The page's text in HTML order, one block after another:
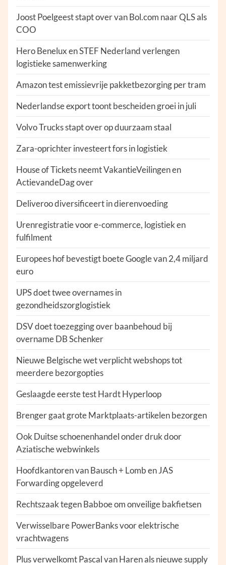
Joost Poelgeest stapt over van Bol.com naar QLS als
COO
Hero Benelux en STEF Nederland verlengen
logistieke samenwerking
Amazon test emissievrije pakketbezorging per tram
Nederlandse export toont bescheiden groei in juli
Volvo Trucks stapt over op duurzaam staal
Zara-oprichter investeert fors in logistiek
House of Tickets neemt VakantieVeilingen en
ActievandeDag over
Deliveroo diversificeert in dierenvoeding
Urenregistratie voor e-commerce, logistiek en
fulfilment
Europees hof bevestigt boete Google van 2,4 miljard
euro
UPS doet twee overnames in
gezondheidszorglogistiek
DSV doet toezegging over baanbehoud bij
overname DB Schenker
Nieuwe Belgische wet verplicht webshops tot
meerdere bezorgopties
Geslaagde eerste test Hardt Hyperloop
Brenger gaat grote Marktplaats-artikelen bezorgen
Ook Duitse schoenenhandel onder druk door
Aziatische webwinkels
Hoofdkantoren van Bausch + Lomb en JAS
Forwarding opgeleverd
Rechtszaak tegen Babboe om onveilige bakfietsen
Verwisselbare PowerBanks voor elektrische
vrachtwagens
Plus verwelkomt Pascal van Haren als nieuwe supply